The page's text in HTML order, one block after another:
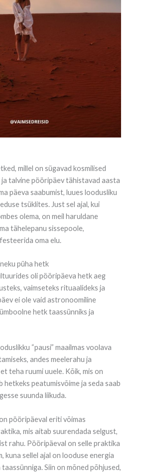
millel on sügavad kosmilised
ja talvine pööripäev tähistavad aasta
päeva saabumist, luues loodusliku
tsüklites. Just sel ajal, kui
olema, on meil haruldane
tähelepanu sissepoole,
oma elu.
püha hetk
oli pööripäeva hetk aeg
vaimseteks rituaalideks ja
ei ole vaid astronoomiline
hetk taassünniks ja
“pausi” maailmas voolava
andes meelerahu ja
teha ruumi uuele. Kõik, mis on
hetkeks peatumisvõime ja seda saab
suunda liikuda.
pööripäeval eriti võimas
mis aitab suurendada selgust,
rahu. Pööripäeval on selle praktika
kuna sellel ajal on looduse energia
Siin on mõned põhjused,